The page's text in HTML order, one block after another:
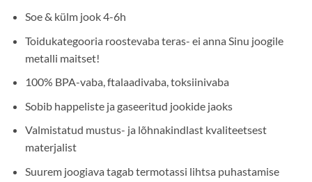
Soe & külm jook 4-6h
Toidukategooria roostevaba teras- ei anna Sinu joogile
metalli maitset!
100% BPA-vaba, ftalaadivaba, toksiinivaba
Sobib happeliste ja gaseeritud jookide jaoks
Valmistatud mustus- ja lõhnakindlast kvaliteetsest
materjalist
Suurem joogiava tagab termotassi lihtsa puhastamise